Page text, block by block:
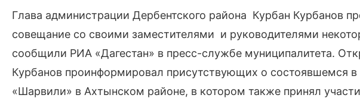
Глава администрации Дербентского района Курбан Курбанов
совещание со своими заместителями и руководителями
сообщили РИА «Дагестан» в пресс-службе муниципалитета.
Курбанов проинформировал присутствующих о состоявшемся
«Шарвили» в Ахтынском районе, в котором также принял